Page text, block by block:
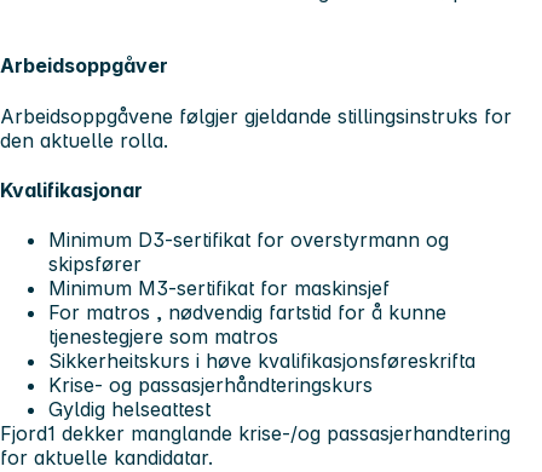
Arbeidsoppgåver
Arbeidsoppgåvene følgjer gjeldande stillingsinstruks for
den aktuelle rolla.
Kvalifikasjonar
Minimum D3-sertifikat for overstyrmann og
skipsfører
Minimum M3-sertifikat for maskinsjef
For matros , nødvendig fartstid for å kunne
tjenestegjere som matros
Sikkerheitskurs i høve kvalifikasjonsføreskrifta
Krise- og passasjerhåndteringskurs
Gyldig helseattest
Fjord1 dekker manglande krise-/og passasjerhandtering
for aktuelle kandidatar.